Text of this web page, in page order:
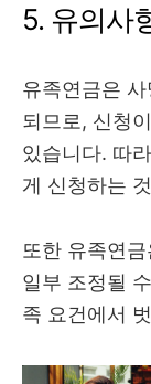
5. 유의사
유족연금은
되므로, 신청
있습니다. 따
게 신청하는
또한 유족연
일부 조정될
족 요건에서